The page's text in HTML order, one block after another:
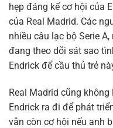
hẹp đáng kể cơ hội của
của Real Madrid. Các
nhiều câu lạc bộ Serie
đang theo dõi sát sao
Endrick để cầu thủ trẻ
Real Madrid cũng
Endrick ra đi để phát
vẫn còn cơ hội nếu anh